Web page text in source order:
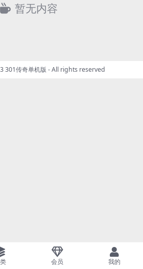
暂无内容
301传奇单机版 - All rights reserved
会员 我的